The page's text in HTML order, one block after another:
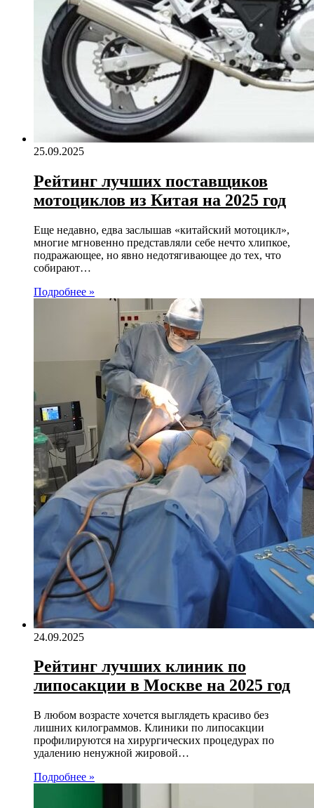
25.09.2025
Рейтинг лучших поставщиков
мотоциклов из Китая на 2025 год
Еще недавно, едва заслышав «китайский мотоцикл»,
многие мгновенно представляли себе нечто хлипкое,
подражающее, но явно недотягивающее до тех, что
собирают…
Подробнее »
24.09.2025
Рейтинг лучших клиник по
липосакции в Москве на 2025 год
В любом возрасте хочется выглядеть красиво без
лишних килограммов. Клиники по липосакции
профилируются на хирургических процедурах по
удалению ненужной жировой…
Подробнее »